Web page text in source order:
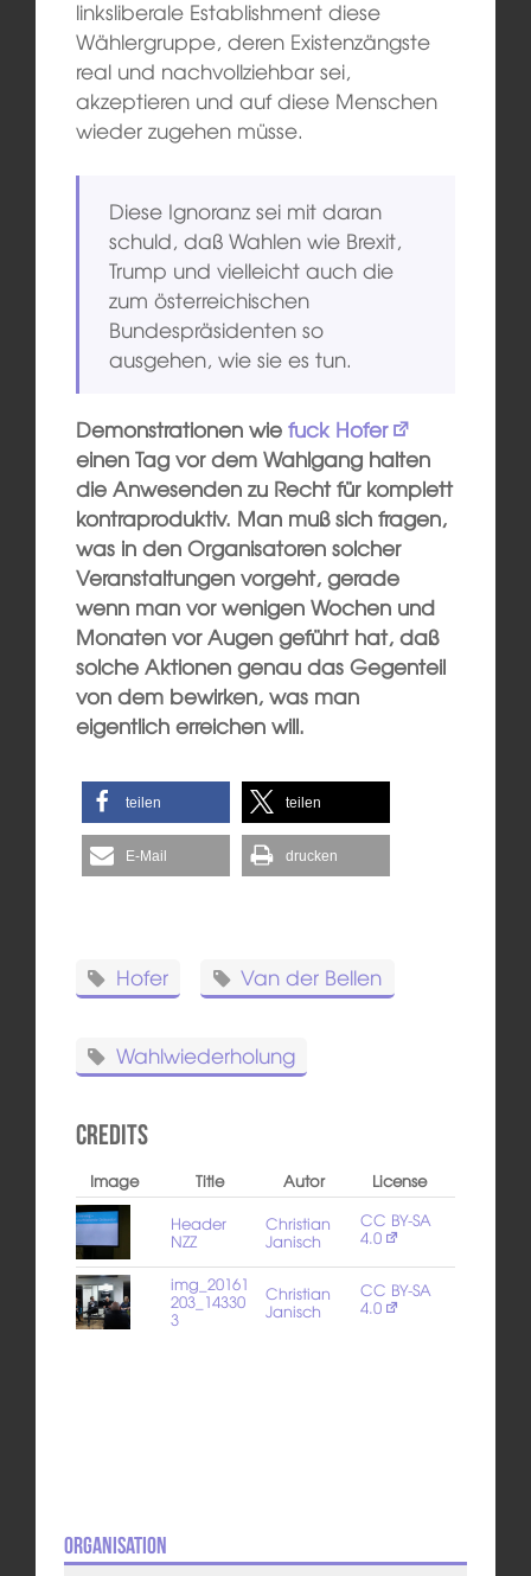
linksliberale Establishment diese
Wählergruppe, deren Existenzängste
real und nachvollziehbar sei,
akzeptieren und auf diese Menschen
wieder zugehen müsse.
Diese Ignoranz sei mit daran
schuld, daß Wahlen wie Brexit,
Trump und vielleicht auch die
zum österreichischen
Bundespräsidenten so
ausgehen, wie sie es tun.
Demonstrationen wie fuck Hofer
einen Tag vor dem Wahlgang halten
die Anwesenden zu Recht für komplett
kontraproduktiv. Man muß sich fragen,
was in den Organisatoren solcher
Veranstaltungen vorgeht, gerade
wenn man vor wenigen Wochen und
Monaten vor Augen geführt hat, daß
solche Aktionen genau das Gegenteil
von dem bewirken, was man
eigentlich erreichen will.
teilen teilen
E-Mail drucken
Hofer Van der Bellen
Wahlwiederholung
Credits
Image Title Autor
License
Header
NZZ
Christian
Janisch
CC BY-SA
4.0
img_20161
203_14330
3
Christian
Janisch
CC BY-SA
4.0
Organisation